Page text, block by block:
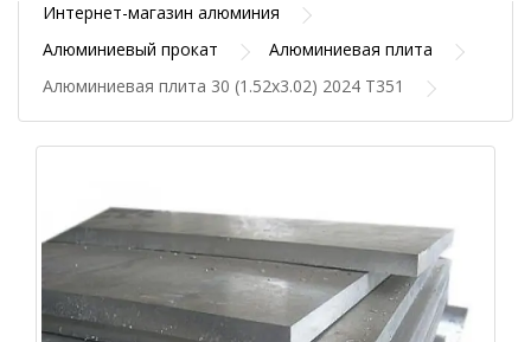
Интернет-магазин алюминия
Алюминиевый прокат
Алюминиевая плита
Алюминиевая плита 30 (1.52х3.02) 2024 T351